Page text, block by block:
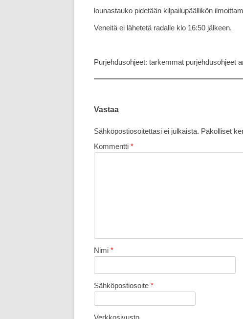
lounastauko pidetään kilpailupäällikön
Veneitä ei lähetetä radalle klo 16:50 jälkeen.
Purjehdusohjeet: tarkemmat purjehdusohjeet
Vastaa
Sähköpostiosoitettasi ei julkaista. Pakolliset
Kommentti *
Nimi *
Sähköpostiosoite *
Verkkosivusto